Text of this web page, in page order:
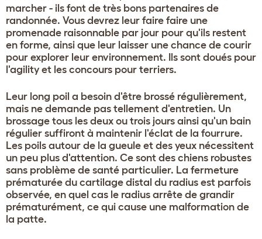
marcher - ils font de très bons partenaires de
randonnée. Vous devrez leur faire faire une
promenade raisonnable par jour pour qu'ils restent
en forme, ainsi que leur laisser une chance de courir
pour explorer leur environnement. Ils sont doués pour
l'agility et les concours pour terriers.
Leur long poil a besoin d'être brossé régulièrement,
mais ne demande pas tellement d'entretien. Un
brossage tous les deux ou trois jours ainsi qu'un bain
régulier suffiront à maintenir l'éclat de la fourrure.
Les poils autour de la gueule et des yeux nécessitent
un peu plus d'attention. Ce sont des chiens robustes
sans problème de santé particulier. La fermeture
prématurée du cartilage distal du radius est parfois
observée, en quel cas le radius arrête de grandir
prématurément, ce qui cause une malformation de
la patte.